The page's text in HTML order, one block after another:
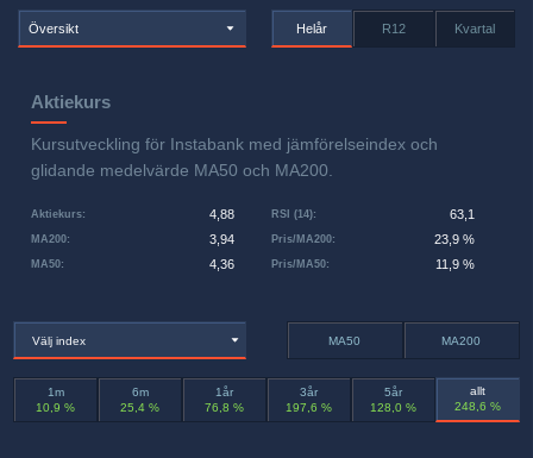
Översikt Helår R12 Kvartal
Aktiekurs
Kursutveckling för Instabank med jämförelseindex och
glidande medelvärde MA50 och MA200.
Aktiekurs: 4,88
MA50: 4,36
MA200: 3,94 Pris/MA200: 23,9 %
RSI (14): 63,1
Pris/MA50: 11,9 %
Välj index MA50 MA200
1m
10,9 %
6m
25,4 %
1år
76,8 %
3år
197,6 %
5år
128,0 %
allt
248,6 %